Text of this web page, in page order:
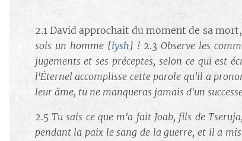
2.1 David approchait du moment de sa
sois un homme[iysh] ! 2.3 Observe les
jugements et ses préceptes, selon ce qui est
l'Éternel accomplisse cette parole qu'il a
leur âme, tu ne manqueras jamais d'un
2.5 Tu sais ce que m'a fait Joab, fils de
pendant la paix le sang de la guerre, et il a